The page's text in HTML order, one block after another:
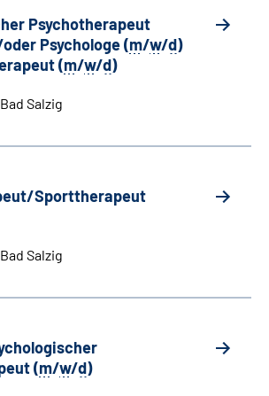
Psychotherapeut
Psychologe (m/w/d)
(m/w/d)
Salzig
Sporttherapeut
Salzig
(m/w/d)